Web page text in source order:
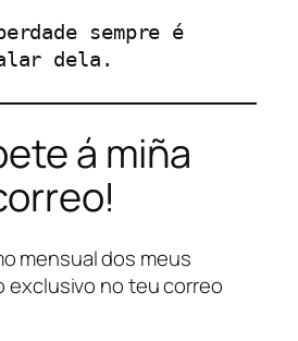
sempre é
dela.
á miña
mensual dos meus
exclusivo no teu correo